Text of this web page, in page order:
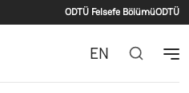
İkincil menü
ODTÜ Felsefe BölümüODTÜ
EN